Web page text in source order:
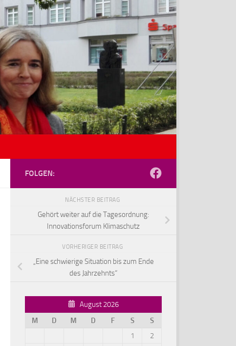
FOLGEN:
NÄCHSTER BEITRAG
Gehört weiter auf die Tagesordnung:
Innovationsforum Klimaschutz
VORHERIGER BEITRAG
„Eine schwierige Situation bis zum Ende
des Jahrzehnts“
August 2026
M
D M D F S
S
1
2